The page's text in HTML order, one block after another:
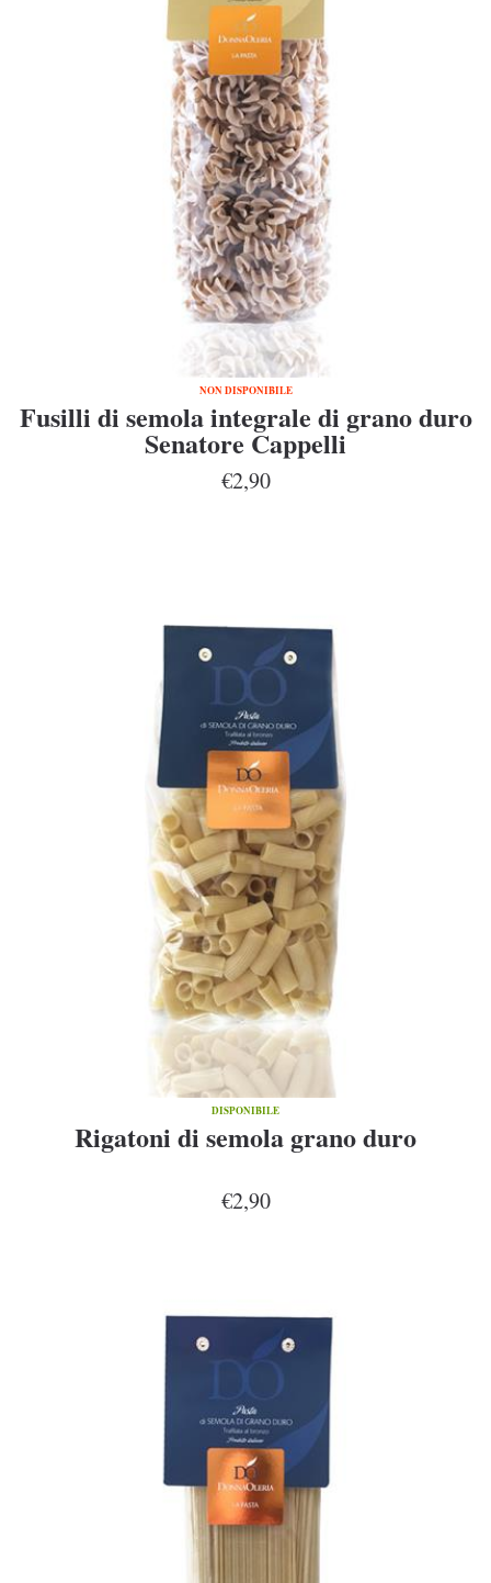
NON DISPONIBILE
Fusilli di semola integrale di grano duro
Senatore Cappelli
€2,90
DISPONIBILE
Rigatoni di semola grano duro
€2,90